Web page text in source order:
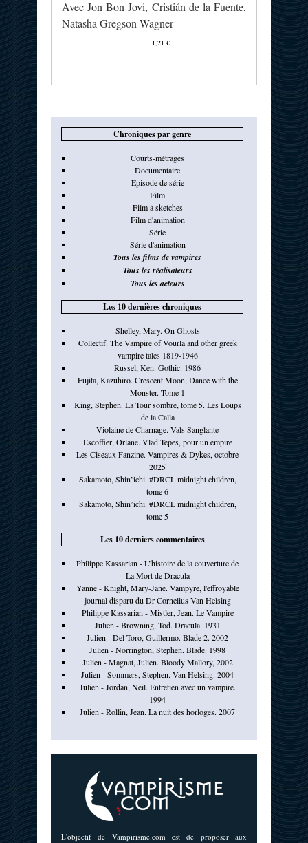
Avec Jon Bon Jovi, Cristián de la Fuente,
Natasha Gregson Wagner
1,21 €
Chroniques par genre
Courts-métrages
Documentaire
Episode de série
Film
Film à sketches
Film d'animation
Série
Série d'animation
Tous les films de vampires
Tous les réalisateurs
Tous les acteurs
Les 10 dernières chroniques
Shelley, Mary. On Ghosts
Collectif. The Vampire of Vourla and other greek
vampire tales 1819-1946
Russel, Ken. Gothic. 1986
Fujita, Kazuhiro. Crescent Moon, Dance with the
Monster. Tome 1
King, Stephen. La Tour sombre, tome 5. Les Loups
de la Calla
Violaine de Charnage. Vals Sanglante
Escoffier, Orlane. Vlad Tepes, pour un empire
Les Ciseaux Fanzine. Vampires & Dykes, octobre
2025
Sakamoto, Shin’ichi. #DRCL midnight children,
tome 6
Sakamoto, Shin’ichi. #DRCL midnight children,
tome 5
Les 10 derniers commentaires
Philippe Kassarian - L’histoire de la couverture de
La Mort de Dracula
Yanne - Knight, Mary-Jane. Vampyre, l'effroyable
journal disparu du Dr Cornelius Van Helsing
Philippe Kassarian - Mistler, Jean. Le Vampire
Julien - Browning, Tod. Dracula. 1931
Julien - Del Toro, Guillermo. Blade 2. 2002
Julien - Norrington, Stephen. Blade. 1998
Julien - Magnat, Julien. Bloody Mallory, 2002
Julien - Sommers, Stephen. Van Helsing. 2004
Julien - Jordan, Neil. Entretien avec un vampire.
1994
Julien - Rollin, Jean. La nuit des horloges. 2007
L'objectif de Vampirisme.com est de proposer aux